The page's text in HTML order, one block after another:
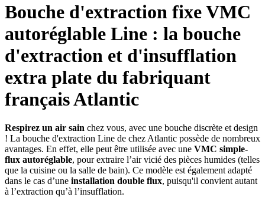
Bouche d'extraction fixe VMC
autoréglable Line : la bouche
d'extraction et d'insufflation
extra plate du fabriquant
français Atlantic
Respirez un air sain chez vous, avec une bouche discrète et design
! La bouche d'extraction Line de chez Atlantic possède de nombreux
avantages. En effet, elle peut être utilisée avec une VMC simple-
flux autoréglable, pour extraire l’air vicié des pièces humides (telles
que la cuisine ou la salle de bain). Ce modèle est également adapté
dans le cas d’une installation double flux, puisqu'il convient autant
à l’extraction qu’à l’insufflation.